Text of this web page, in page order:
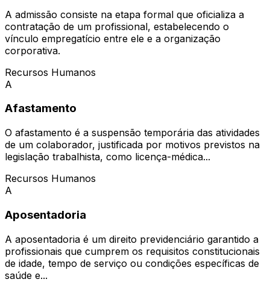
A admissão consiste na etapa formal que oficializa a
contratação de um profissional, estabelecendo o
vínculo empregatício entre ele e a organização
corporativa.
Recursos Humanos
A
Afastamento
O afastamento é a suspensão temporária das atividades
de um colaborador, justificada por motivos previstos na
legislação trabalhista, como licença-médica...
Recursos Humanos
A
Aposentadoria
A aposentadoria é um direito previdenciário garantido a
profissionais que cumprem os requisitos constitucionais
de idade, tempo de serviço ou condições específicas de
saúde e...